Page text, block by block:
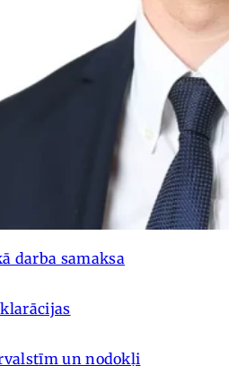
darba samaksa
un nodokļi